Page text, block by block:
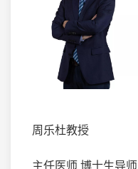
周乐杜教授
主任医师 博士生导师